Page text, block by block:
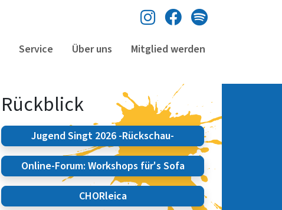
Service Über uns Mitglied werden
InstagramFacebook
Spotify
Rückblick
Jugend Singt 2026 -Rückschau-
Online-Forum: Workshops für's Sofa
CHORleica